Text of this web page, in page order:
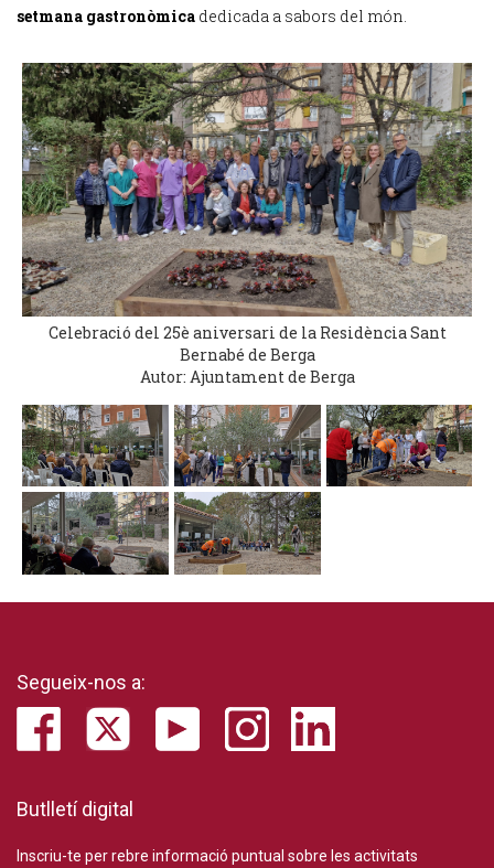
setmana gastronòmica dedicada a sabors del món.
Celebració del 25è aniversari de la Residència Sant
Bernabé de Berga
Autor: Ajuntament de Berga
Segueix-nos a:
Butlletí digital
Inscriu-te per rebre informació puntual sobre les activitats